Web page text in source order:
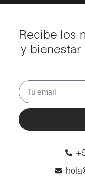
Recibe los
y bienestar